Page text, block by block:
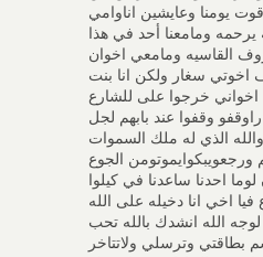
يومنا وعايشين اناوامي
يرحمه ومامعنا أحد في هذا
القاسيه ومامعي اخوان
اخوتي سغار ولكن انا بنت
اخواني خرجوا على للشارع
وقفوا عند بابهم لجل
الذي له ملك السموات
الجوع
احدنا ساعدنا في كيلوا
اخي انا دخيله على الله
الله انشدك بالله تحب
بطاقتي وترسلي ولاتتاخر